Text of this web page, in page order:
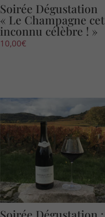
Soirée Dégustation
« Le Champagne cet
inconnu célèbre ! »
10,00€